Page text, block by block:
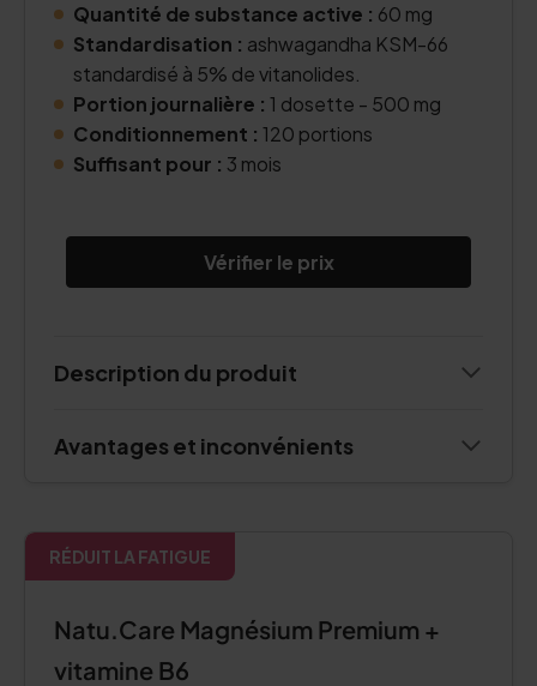
Quantité de substance active : 60 mg
Standardisation : ashwagandha KSM-66
standardisé à 5% de vitanolides.
Portion journalière : 1 dosette - 500 mg
Conditionnement : 120 portions
Suffisant pour : 3 mois
Vérifier le prix
Description du produit
Avantages et inconvénients
RÉDUIT LA FATIGUE
Natu.Care Magnésium Premium +
vitamine B6